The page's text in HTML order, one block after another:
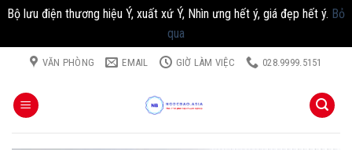
Bộ lưu điện thương hiệu Ý, xuất xứ Ý, Nhìn ưng hết ý, giá đẹp hết ý. Bỏ
qua
Chuyển
dung
VĂN PHÒNG EMAIL GIỜ LÀM VIỆC 028.9999.5151